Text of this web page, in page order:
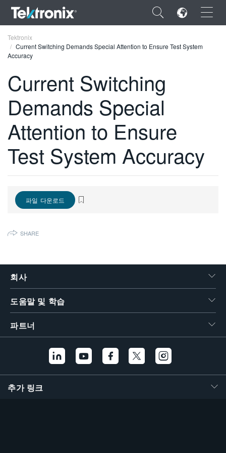
×
FRANÇAIS
DEUTSCH
VIỆT NAM
简体中文
日本語
繁體中文
Tektronix
Current Switching Demands Special Attention to Ensure Test System
Accuracy
Current Switching
Demands Special
Attention to Ensure
Test System Accuracy
파일 다운로드
SHARE
회사
도움말 및 학습
파트너
추가 링크